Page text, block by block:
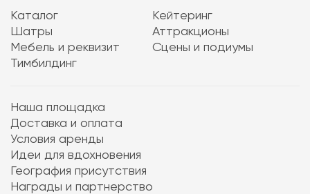
Каталог
Кейтеринг
Шатры
Аттракционы
Мебель и реквизит
Сцены и подиумы
Тимбилдинг
Наша площадка
Доставка и оплата
Условия аренды
Идеи для вдохновения
География присутствия
Награды и партнерство